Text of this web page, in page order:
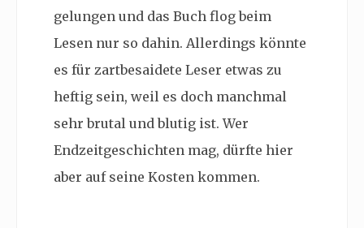
gelungen und das Buch flog beim
Lesen nur so dahin. Allerdings könnte
es für zartbesaidete Leser etwas zu
heftig sein, weil es doch manchmal
sehr brutal und blutig ist. Wer
Endzeitgeschichten mag, dürfte hier
aber auf seine Kosten kommen.